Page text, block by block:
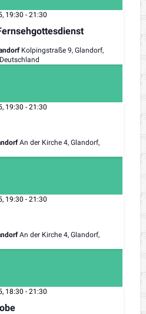
19:30 - 21:30
Kolpingstraße 9, Glandorf,
19:30 - 21:30
An der Kirche 4, Glandorf,
19:30 - 21:30
An der Kirche 4, Glandorf,
18:30 - 21:30